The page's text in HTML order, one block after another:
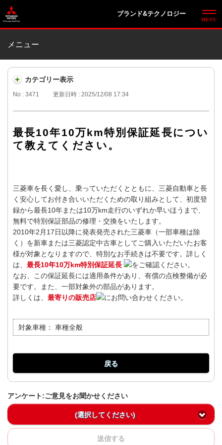
ブランド&テクノロジー
メニュー
カテゴリー表示
No : 3471 更新日時 : 2025/12/08 17:34
最長10年10万km特別保証延長につい
て教えてください。
三菱車を長く愛し、乗っていただくとともに、三菱自動車と長
く安心してお付き合いいただくための取り組みとして、初度登
録から最長10年または10万km走行のいずれか早いほうまで、
無料で特別保証部品の修理・交換をいたします。
2010年2月17日以降に発表発売された三菱車（一部車種は除
く）を新車または三菱認定中古車としてご購入いただいたお客
様が対象となりますので、特別なお手続きは不要です。詳しく
は、 最長10年10万km特別保証延長
をご確認ください。
なお、この保証延長には適用条件があり、有償の点検整備が必
要です。また、一部対象外の部品があります。
詳しくは、 最寄りの販売店 にお問い合わせください。
対象車種： 車種全般
戻る
アンケート:ご意見をお聞かせください
(選択してください)
送信する